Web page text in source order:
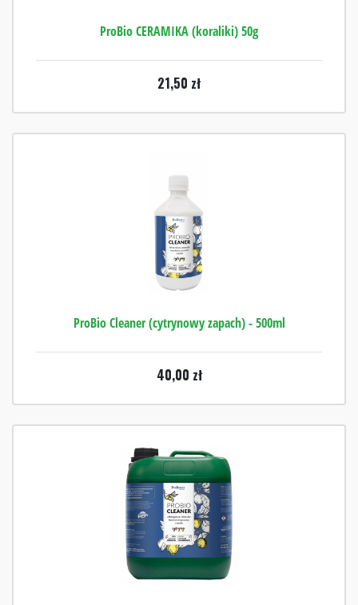
ProBio CERAMIKA (koraliki) 50g
21,50 zł
ProBio Cleaner (cytrynowy zapach) - 500ml
40,00 zł